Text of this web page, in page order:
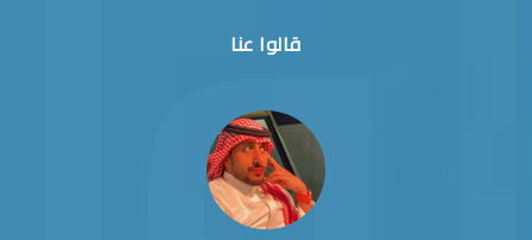
قالوا عنا